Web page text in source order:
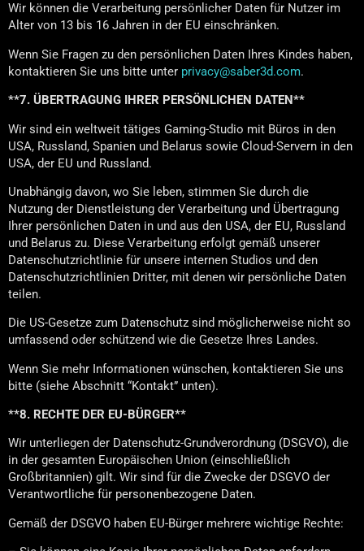
Wir können die Verarbeitung persönlicher Daten für Nutzer im
Alter von 13 bis 16 Jahren in der EU einschränken.
Wenn Sie Fragen zu den persönlichen Daten Ihres Kindes haben,
kontaktieren Sie uns bitte unter privacy@saber3d.com.
**7. ÜBERTRAGUNG IHRER PERSÖNLICHEN DATEN**
Wir sind ein weltweit tätiges Gaming-Studio mit Büros in den
USA, Russland, Spanien und Belarus sowie Cloud-Servern in den
USA, der EU und Russland.
Unabhängig davon, wo Sie leben, stimmen Sie durch die
Nutzung der Dienstleistung der Verarbeitung und Übertragung
Ihrer persönlichen Daten in und aus den USA, der EU, Russland
und Belarus zu. Diese Verarbeitung erfolgt gemäß unserer
Datenschutzrichtlinie für unsere internen Studios und den
Datenschutzrichtlinien Dritter, mit denen wir persönliche Daten
teilen.
Die US-Gesetze zum Datenschutz sind möglicherweise nicht so
umfassend oder schützend wie die Gesetze Ihres Landes.
Wenn Sie mehr Informationen wünschen, kontaktieren Sie uns
bitte (siehe Abschnitt “Kontakt” unten).
**8. RECHTE DER EU-BÜRGER**
Wir unterliegen der Datenschutz-Grundverordnung (DSGVO), die
in der gesamten Europäischen Union (einschließlich
Großbritannien) gilt. Wir sind für die Zwecke der DSGVO der
Verantwortliche für personenbezogene Daten.
Gemäß der DSGVO haben EU-Bürger mehrere wichtige Rechte: